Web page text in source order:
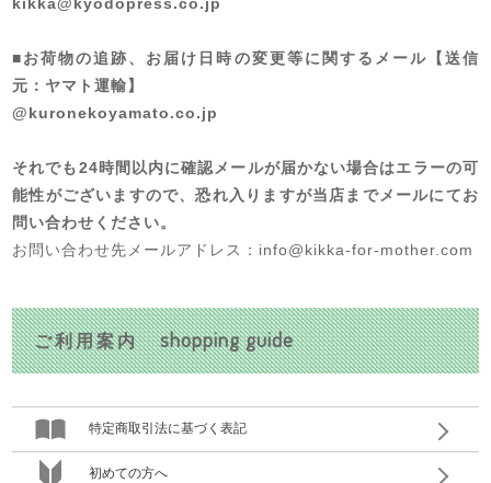
■お荷物の追跡、お届け日時の変更等に関するメール【送信
元：ヤマト運輸】
@kuronekoyamato.co.jp
それでも24時間以内に確認メールが届かない場合はエラーの可
能性がございますので、恐れ入りますが当店までメールにてお
問い合わせください。
お問い合わせ先メールアドレス：info@kikka-for-mother.com
ご利用案内 shopping guide
特定商取引法に基づく表記
初めての方へ